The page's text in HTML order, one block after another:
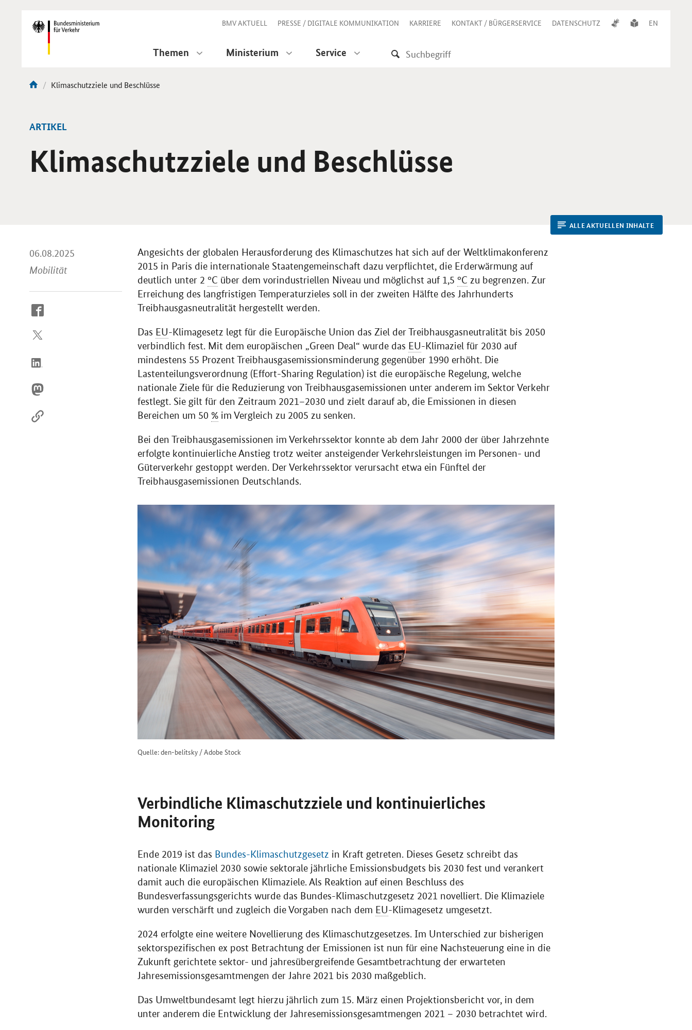
Navigation BMV AKTUELL PRESSE / DIGITALE KOMMUNIKATION KARRIERE KONTAKT / BÜRGERSERVICE DATENSCHUTZ EN
Themen Ministerium Service
Aktuelle
Klimaschutzziele und Beschlüsse
ARTIKEL
Klimaschutzziele und Beschlüsse
ALLE AKTUELLEN INHALTE
06.08.2025
Mobilität
So
Sie
Internet
Angesichts der globalen Herausforderung des Klimaschutzes hat sich auf der Weltklimakonferenz
2015 in Paris die internationale Staatengemeinschaft dazu verpflichtet, die Erderwärmung auf
deutlich unter 2 °C über dem vorindustriellen Niveau und möglichst auf 1,5 °C zu begrenzen. Zur
Erreichung des langfristigen Temperaturzieles soll in der zweiten Hälfte des Jahrhunderts
Treibhausgasneutralität hergestellt werden.
Das EU-Klimagesetz legt für die Europäische Union das Ziel der Treibhausgasneutralität bis 2050
verbindlich fest. Mit dem europäischen „Green Deal“ wurde das EU-Klimaziel für 2030 auf
mindestens 55 Prozent Treibhausgasemissionsminderung gegenüber 1990 erhöht. Die
Lastenteilungsverordnung (Effort-Sharing Regulation) ist die europäische Regelung, welche
nationale Ziele für die Reduzierung von Treibhausgasemissionen unter anderem im Sektor Verkehr
festlegt. Sie gilt für den Zeitraum 2021–2030 und zielt darauf ab, die Emissionen in diesen
Bereichen um 50 % im Vergleich zu 2005 zu senken.
Bei den Treibhausgasemissionen im Verkehrssektor konnte ab dem Jahr 2000 der über Jahrzehnte
erfolgte kontinuierliche Anstieg trotz weiter ansteigender Verkehrsleistungen im Personen- und
Güterverkehr gestoppt werden. Der Verkehrssektor verursacht etwa ein Fünftel der
Treibhausgasemissionen Deutschlands.
Quelle: den-belitsky / Adobe Stock
Verbindliche Klimaschutzziele und kontinuierliches
Monitoring
Ende 2019 ist das Bundes-Klimaschutzgesetz in Kraft getreten. Dieses Gesetz schreibt das
nationale Klimaziel 2030 sowie sektorale jährliche Emissionsbudgets bis 2030 fest und verankert
damit auch die europäischen Klimaziele. Als Reaktion auf einen Beschluss des
Bundesverfassungsgerichts wurde das Bundes-Klimaschutzgesetz 2021 novelliert. Die Klimaziele
wurden verschärft und zugleich die Vorgaben nach dem EU-Klimagesetz umgesetzt.
2024 erfolgte eine weitere Novellierung des Klimaschutzgesetzes. Im Unterschied zur bisherigen
sektorspezifischen ex post Betrachtung der Emissionen ist nun für eine Nachsteuerung eine in die
Zukunft gerichtete sektor- und jahresübergreifende Gesamtbetrachtung der erwarteten
Jahresemissionsgesamtmengen der Jahre 2021 bis 2030 maßgeblich.
Das Umweltbundesamt legt hierzu jährlich zum 15. März einen Projektionsbericht vor, in dem
unter anderem die Entwicklung der Jahresemissionsgesamtmengen 2021 – 2030 betrachtet wird.